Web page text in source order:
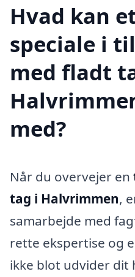
Hvad kan
speciale i
med fladt
med?
Når du overvejer en
tag i Halvrimmen,
samarbejde med
rette ekspertise og
ikke blot udvider dit